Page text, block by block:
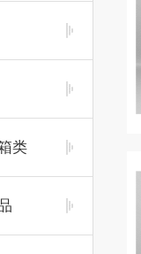
类